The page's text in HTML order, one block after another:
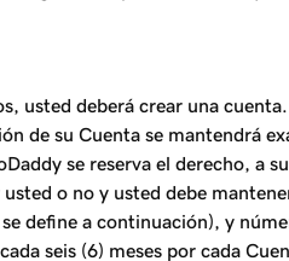
usted deberá crear una
de su Cuenta se mantendrá
se reserva el derecho, a
o no y usted debe
define a continuación), y
seis (6) meses por cada